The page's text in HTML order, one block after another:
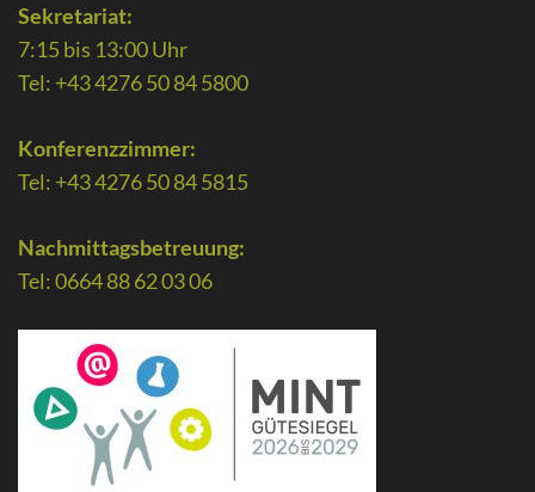
Sekretariat:
7:15 bis 13:00 Uhr
Tel: +43 4276 50 84 5800
Konferenzzimmer:
Tel: +43 4276 50 84 5815
Nachmittagsbetreuung:
Tel: 0664 88 62 03 06